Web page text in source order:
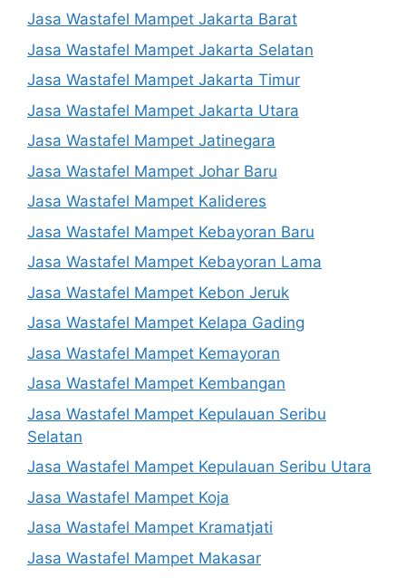
Jasa Wastafel Mampet Jakarta Barat
Jasa Wastafel Mampet Jakarta Selatan
Jasa Wastafel Mampet Jakarta Timur
Jasa Wastafel Mampet Jakarta Utara
Jasa Wastafel Mampet Jatinegara
Jasa Wastafel Mampet Johar Baru
Jasa Wastafel Mampet Kalideres
Jasa Wastafel Mampet Kebayoran Baru
Jasa Wastafel Mampet Kebayoran Lama
Jasa Wastafel Mampet Kebon Jeruk
Jasa Wastafel Mampet Kelapa Gading
Jasa Wastafel Mampet Kemayoran
Jasa Wastafel Mampet Kembangan
Jasa Wastafel Mampet Kepulauan Seribu
Selatan
Jasa Wastafel Mampet Kepulauan Seribu Utara
Jasa Wastafel Mampet Koja
Jasa Wastafel Mampet Kramatjati
Jasa Wastafel Mampet Makasar